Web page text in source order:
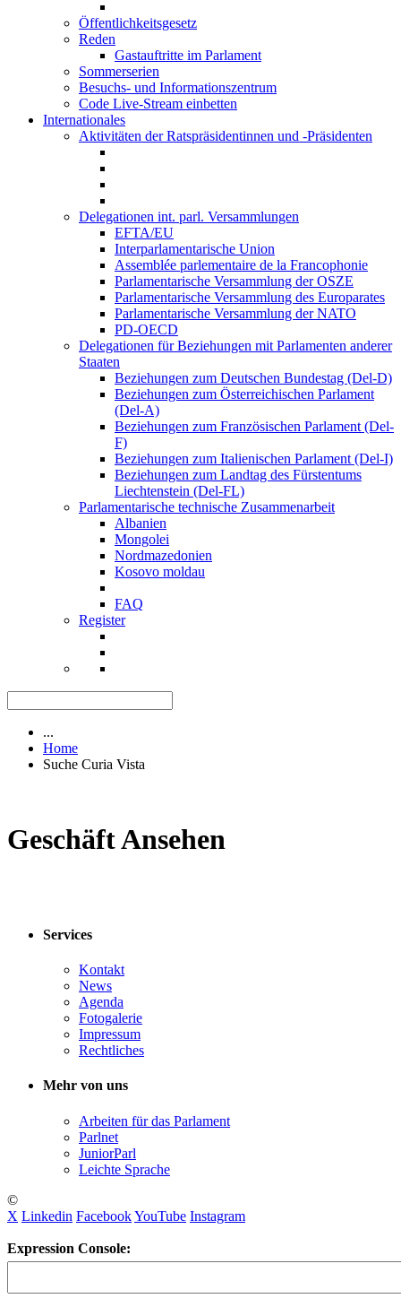
Öffentlichkeitsgesetz
Reden
Gastauftritte im Parlament
Sommerserien
Besuchs- und Informationszentrum
Code Live-Stream einbetten
Internationales
Aktivitäten der Ratspräsidentinnen und -Präsidenten
Delegationen int. parl. Versammlungen
EFTA/EU
Interparlamentarische Union
Assemblée parlementaire de la Francophonie
Parlamentarische Versammlung der OSZE
Parlamentarische Versammlung des Europarates
Parlamentarische Versammlung der NATO
PD-OECD
Delegationen für Beziehungen mit Parlamenten anderer
Staaten
Beziehungen zum Deutschen Bundestag (Del-D)
Beziehungen zum Österreichischen Parlament
(Del-A)
Beziehungen zum Französischen Parlament (Del-
F)
Beziehungen zum Italienischen Parlament (Del-I)
Beziehungen zum Landtag des Fürstentums
Liechtenstein (Del-FL)
Parlamentarische technische Zusammenarbeit
Albanien
Mongolei
Nordmazedonien
Kosovo moldau
FAQ
Register
...
Home
Suche Curia Vista
Geschäft Ansehen
Services
Kontakt
News
Agenda
Fotogalerie
Impressum
Rechtliches
Mehr von uns
Arbeiten für das Parlament
Parlnet
JuniorParl
Leichte Sprache
©
X Linkedin FacebookYouTube Instagram
Expression Console: